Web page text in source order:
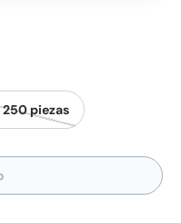
250 piezas